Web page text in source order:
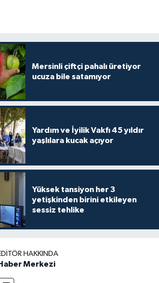
Mersinli çiftçi pahalı üretiyor
ucuza bile satamıyor
Yardım ve İyilik Vakfı 45 yıldır
yaşlılara kucak açıyor
Yüksek tansiyon her 3
yetişkinden birini etkileyen
sessiz tehlike
HAKKINDA
Merkezi